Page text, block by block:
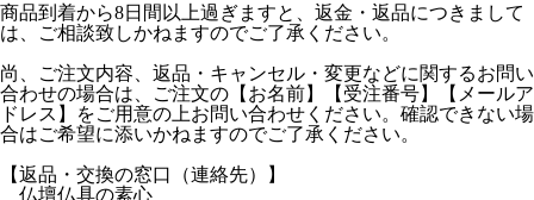
商品到着から8日間以上過ぎますと、返金・返品につきまして
は、ご相談致しかねますのでご了承ください。
尚、ご注文内容、返品・キャンセル・変更などに関するお問い
合わせの場合は、ご注文の【お名前】【受注番号】【メールア
ドレス】をご用意の上お問い合わせください。確認できない場
合はご希望に添いかねますのでご了承ください。
【返品・交換の窓口（連絡先）】
仏壇仏具の素心